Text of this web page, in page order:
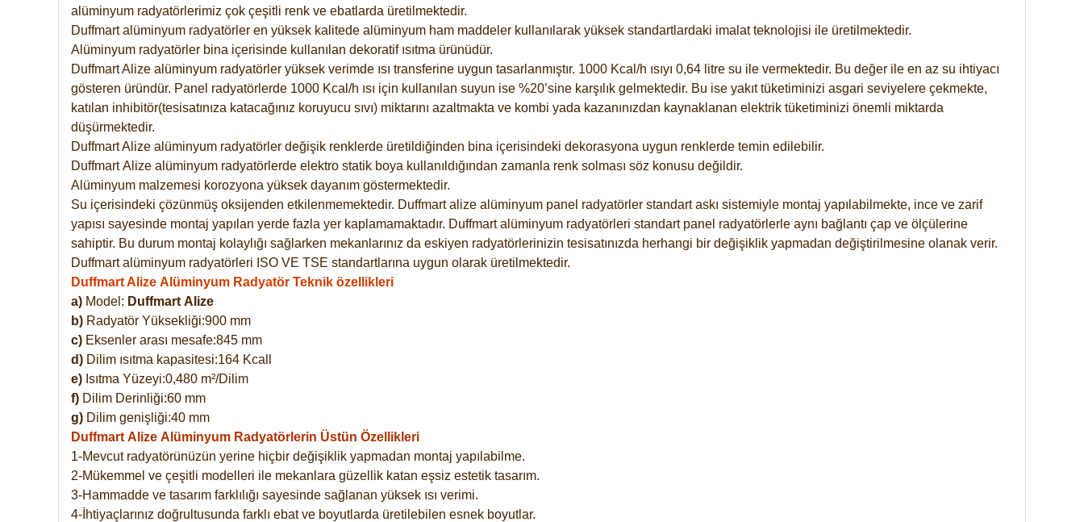
alüminyum radyatörlerimiz çok çeşitli renk ve ebatlarda üretilmektedir.
Duffmart alüminyum radyatörler en yüksek kalitede alüminyum ham maddeler kullanılarak yüksek standartlardaki imalat teknolojisi ile üretilmektedir.
Alüminyum radyatörler bina içerisinde kullanılan dekoratif ısıtma ürünüdür.
Duffmart Alize alüminyum radyatörler yüksek verimde ısı transferine uygun tasarlanmıştır. 1000 Kcal/h ısıyı 0,64 litre su ile vermektedir. Bu değer ile en az su ihtiyacı
gösteren üründür. Panel radyatörlerde 1000 Kcal/h ısı için kullanılan suyun ise %20’sine karşılık gelmektedir. Bu ise yakıt tüketiminizi asgari seviyelere çekmekte,
katılan inhibitör(tesisatınıza katacağınız koruyucu sıvı) miktarını azaltmakta ve kombi yada kazanınızdan kaynaklanan elektrik tüketiminizi önemli miktarda
düşürmektedir.
Duffmart Alize alüminyum radyatörler değişik renklerde üretildiğinden bina içerisindeki dekorasyona uygun renklerde temin edilebilir.
DuffmartAlize alüminyum radyatörlerde elektro statik boya kullanıldığından zamanla renk solması söz konusu değildir.
Alüminyum malzemesi korozyona yüksek dayanım göstermektedir.
Su içerisindeki çözünmüş oksijenden etkilenmemektedir. Duffmart alize alüminyum panel radyatörler standart askı sistemiyle montaj yapılabilmekte, ince ve zarif
yapısı sayesinde montaj yapılan yerde fazla yer kaplamamaktadır. Duffmart alüminyum radyatörleri standart panel radyatörlerle aynı bağlantı çap ve ölçülerine
sahiptir. Bu durum montaj kolaylığı sağlarken mekanlarınız da eskiyen radyatörlerinizin tesisatınızda herhangi bir değişiklik yapmadan değiştirilmesine olanak verir.
Duffmart alüminyum radyatörleri ISO VE TSE standartlarına uygun olarak üretilmektedir.
Duffmart Alize Alüminyum Radyatör Teknik özellikleri
a) Model: Duffmart Alize
b) Radyatör Yüksekliği:900 mm
c) Eksenler arası mesafe:845 mm
d) Dilim ısıtma kapasitesi:164 Kcall
e) Isıtma Yüzeyi:0,480 m²/Dilim
f) Dilim Derinliği:60 mm
g) Dilim genişliği:40 mm
Duffmart Alize Alüminyum Radyatörlerin Üstün Özellikleri
1-Mevcut radyatörünüzün yerine hiçbir değişiklik yapmadan montaj yapılabilme.
2-Mükemmel ve çeşitli modelleri ile mekanlara güzellik katan eşsiz estetik tasarım.
3-Hammadde ve tasarım farklılığı sayesinde sağlanan yüksek ısı verimi.
4-İhtiyaçlarınız doğrultusunda farklı ebat ve boyutlarda üretilebilen esnek boyutlar.